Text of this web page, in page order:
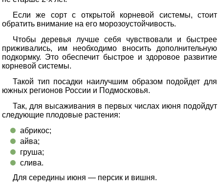
Если же сорт с открытой корневой системы, стоит
обратить внимание на его морозоустойчивость.
Чтобы деревья лучше себя чувствовали и быстрее
приживались, им необходимо вносить дополнительную
подкормку. Это обеспечит быстрое и здоровое развитие
корневой системы.
Такой тип посадки наилучшим образом подойдет для
южных регионов России и Подмосковья.
Так, для высаживания в первых числах июня подойдут
следующие плодовые растения:
абрикос;
айва;
груша;
слива.
Для середины июня — персик и вишня.